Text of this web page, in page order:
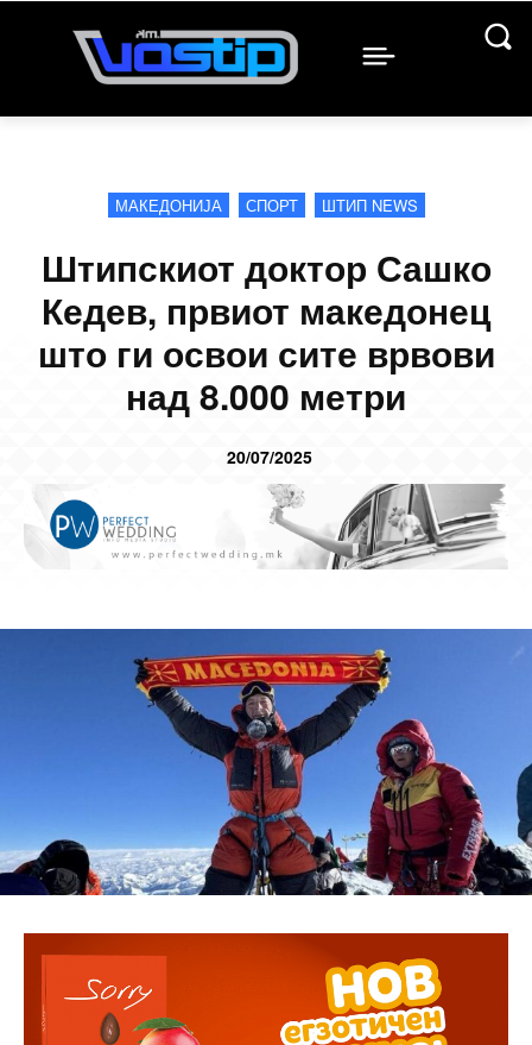
МАКЕДОНИЈА СПОРТ ШТИП NEWS
Штипскиот доктор Сашко
Кедев, првиот македонец
што ги освои сите врвови
над 8.000 метри
20/07/2025